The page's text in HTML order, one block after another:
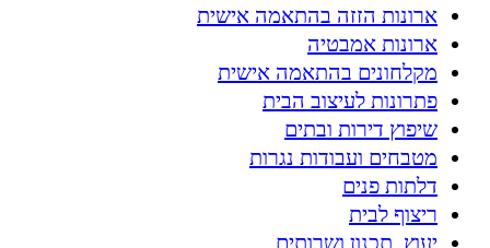
ארונות הזזה בהתאמה אישית
ארונות אמבטיה
מקלחונים בהתאמה אישית
פתרונות לעיצוב הבית
שיפוץ דירות ובתים
מטבחים ועבודות נגרות
דלתות פנים
ריצוף לבית
יעוץ, תכנון ושרותים